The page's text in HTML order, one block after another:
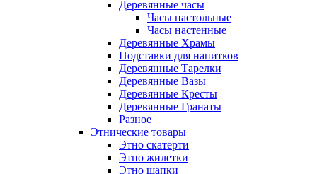
Деревянные часы
Часы настольные
Часы настенные
Деревянные Храмы
Подставки для напитков
Деревянные Тарелки
Деревянные Вазы
Деревянные Кресты
Деревянные Гранаты
Разное
Этнические товары
Этно скатерти
Этно жилетки
Этно шапки